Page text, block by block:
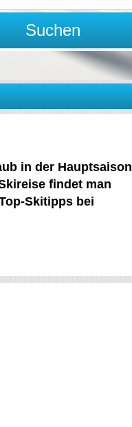
Suchen
in der Hauptsaison
findet man
Skitipps bei